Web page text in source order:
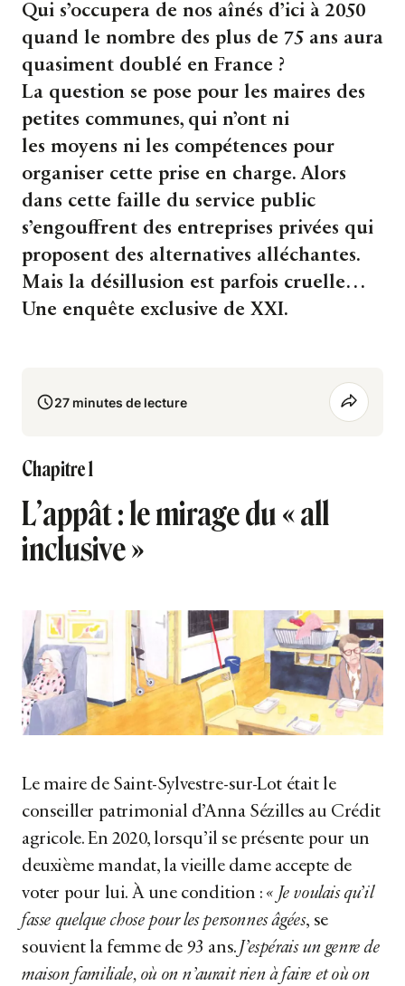
Qui s’occupera de nos aînés d’ici à 2050
quand le nombre des plus de 75 ans aura
quasiment doublé en France ?
La question se pose pour les maires des
petites communes, qui n’ont ni
les moyens ni les compétences pour
organiser cette prise en charge. Alors
dans cette faille du service public
s’engouffrent des entreprises privées qui
proposent des alternatives alléchantes.
Mais la désillusion est parfois cruelle…
Une enquête exclusive de XXI.
27 minutes de lecture
Chapitre 1
L’appât : le mirage du « all
inclusive »
Le maire de Saint-Sylvestre-sur-Lot était le
conseiller patrimonial d’Anna Sézilles au Crédit
agricole. En 2020, lorsqu’il se présente pour un
deuxième mandat, la vieille dame accepte de
voter pour lui. À une condition :« Je voulais qu’il
fasse quelque chose pour les personnes âgées, se
souvient la femme de 93 ans.J’espérais un genre de
maison familiale, où on n’aurait rien à faire et où on